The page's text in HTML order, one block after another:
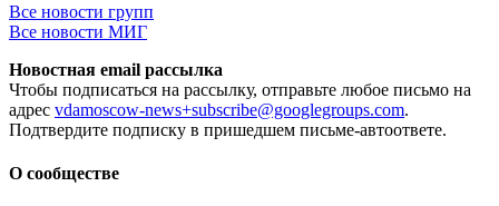
Все новости групп
Все новости МИГ
Новостная email рассылка
Чтобы подписаться на рассылку, отправьте любое письмо на
адрес vdamoscow-news+subscribe@googlegroups.com.
Подтвердите подписку в пришедшем письме-автоответе.
О сообществе